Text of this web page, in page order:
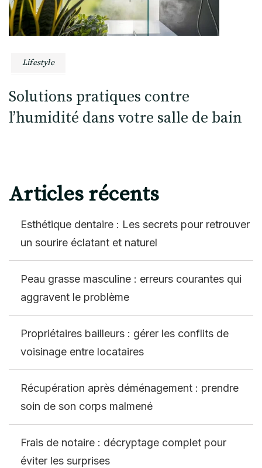
Lifestyle
Solutions pratiques contre
l’humidité dans votre salle de bain
Articles récents
Esthétique dentaire : Les secrets pour retrouver
un sourire éclatant et naturel
Peau grasse masculine : erreurs courantes qui
aggravent le problème
Propriétaires bailleurs : gérer les conflits de
voisinage entre locataires
Récupération après déménagement : prendre
soin de son corps malmené
Frais de notaire : décryptage complet pour
éviter les surprises